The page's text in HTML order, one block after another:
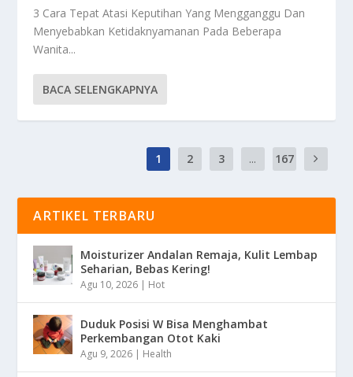
3 Cara Tepat Atasi Keputihan Yang Mengganggu Dan
Menyebabkan Ketidaknyamanan Pada Beberapa
Wanita...
BACA SELENGKAPNYA
1 2 3 ... 167
ARTIKEL TERBARU
Moisturizer Andalan Remaja, Kulit Lembap
Seharian, Bebas Kering!
Agu 10, 2026 | Hot
Duduk Posisi W Bisa Menghambat
Perkembangan Otot Kaki
Agu 9, 2026 | Health